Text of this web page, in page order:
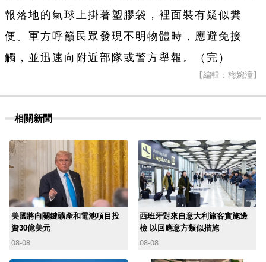
報落地的氣球上掛著塑膠袋，裡面裝有疑似糞
便。軍方呼籲民眾發現不明物體時，應避免接
觸，並迅速向附近部隊或警方舉報。（完）
【編輯：梅婉潼】
相關新聞
美國將向關鍵礦產和電池項目投
資30億美元
08-08
西班牙對來自意大利旅客實施邊
檢 以回應意方類似措施
08-08